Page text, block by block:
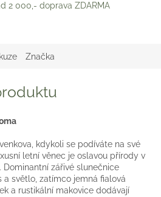
2 000,- doprava ZDARMA
Značka
kdykoli se podíváte na své
letní věnec je oslavou přírody v
Dominantní zářivé slunečnice
světlo, zatímco jemná fialová
a rustikální makovice dodávají